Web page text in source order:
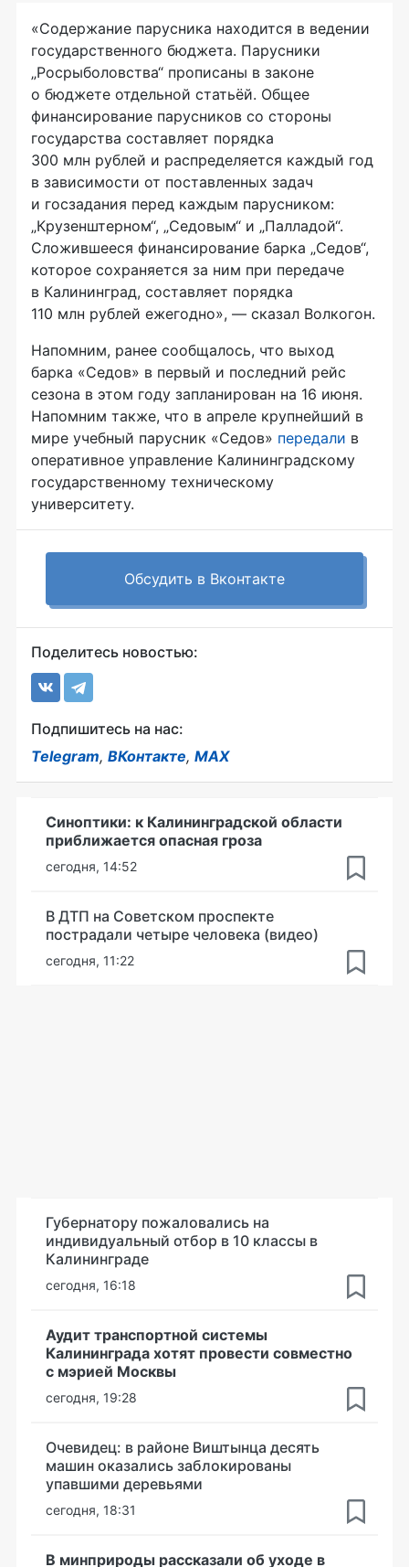
«Содержание парусника находится в ведении
государственного бюджета. Парусники
„Росрыболовства“ прописаны в законе
о бюджете отдельной статьёй. Общее
финансирование парусников со стороны
государства составляет порядка
300 млн рублей и распределяется каждый год
в зависимости от поставленных задач
и госзадания перед каждым парусником:
„Крузенштерном“, „Седовым“ и „Палладой“.
Сложившееся финансирование барка „Седов“,
которое сохраняется за ним при передаче
в Калининград, составляет порядка
110 млн рублей ежегодно», — сказал Волкогон.
Напомним, ранее сообщалось, что выход
барка «Седов» в первый и последний рейс
сезона в этом году запланирован на 16 июня.
Напомним также, что в апреле крупнейший в
мире учебный парусник «Седов» передали в
оперативное управление Калининградскому
государственному техническому
университету.
Обсудить в Вконтакте
Поделитесь новостью:
Подпишитесь на нас:
Telegram, ВКонтакте, MAX
Синоптики: к Калининградской области
приближается опасная гроза
сегодня, 14:52
В ДТП на Советском проспекте
пострадали четыре человека (видео)
сегодня, 11:22
Губернатору пожаловались на
индивидуальный отбор в 10 классы в
Калининграде
сегодня, 16:18
Аудит транспортной системы
Калининграда хотят провести совместно
с мэрией Москвы
сегодня, 19:28
Очевидец: в районе Виштынца десять
машин оказались заблокированы
упавшими деревьями
сегодня, 18:31
В минприроды рассказали об уходе в